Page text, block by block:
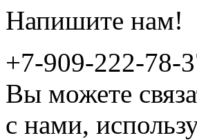
Напишите нам!
+7-909-222-78-
Вы можете
с нами,